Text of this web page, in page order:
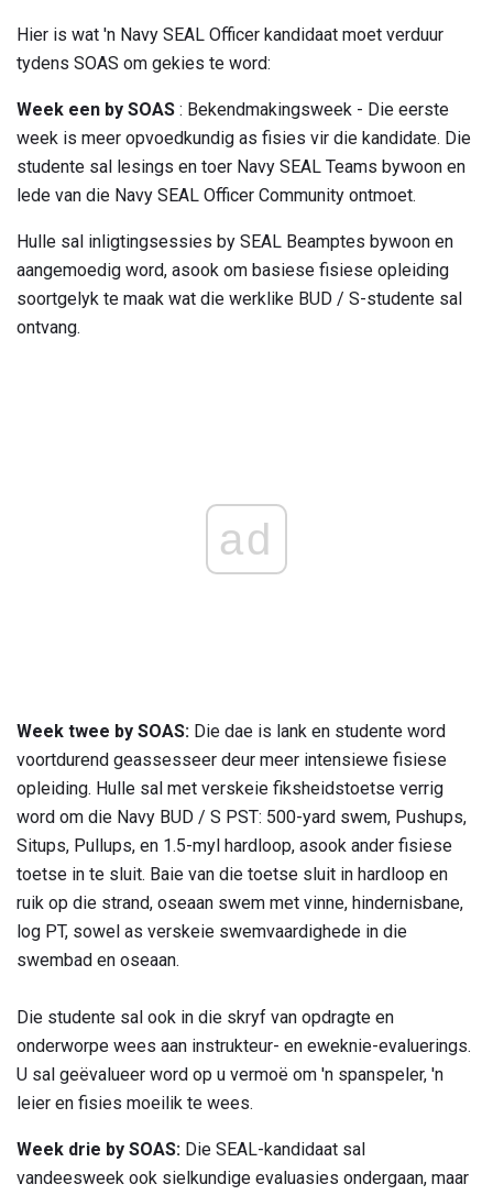
Hier is wat 'n Navy SEAL Officer kandidaat moet verduur
tydens SOAS om gekies te word:
Week een by SOAS : Bekendmakingsweek - Die eerste
week is meer opvoedkundig as fisies vir die kandidate. Die
studente sal lesings en toer Navy SEAL Teams bywoon en
lede van die Navy SEAL Officer Community ontmoet.
Hulle sal inligtingsessies by SEAL Beamptes bywoon en
aangemoedig word, asook om basiese fisiese opleiding
soortgelyk te maak wat die werklike BUD / S-studente sal
ontvang.
ad
Week twee by SOAS: Die dae is lank en studente word
voortdurend geassesseer deur meer intensiewe fisiese
opleiding. Hulle sal met verskeie fiksheidstoetse verrig
word om die Navy BUD / S PST: 500-yard swem, Pushups,
Situps, Pullups, en 1.5-myl hardloop, asook ander fisiese
toetse in te sluit. Baie van die toetse sluit in hardloop en
ruik op die strand, oseaan swem met vinne, hindernisbane,
log PT, sowel as verskeie swemvaardighede in die
swembad en oseaan.
Die studente sal ook in die skryf van opdragte en
onderworpe wees aan instrukteur- en eweknie-evaluerings.
U sal geëvalueer word op u vermoë om 'n spanspeler, 'n
leier en fisies moeilik te wees.
Week drie by SOAS: Die SEAL-kandidaat sal
vandeesweek ook sielkundige evaluasies ondergaan, maar